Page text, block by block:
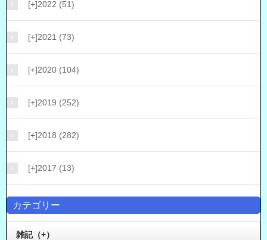
[+]2022 (51)
[+]2021 (73)
[+]2020 (104)
[+]2019 (252)
[+]2018 (282)
[+]2017 (13)
カテゴリー
雑記（+）